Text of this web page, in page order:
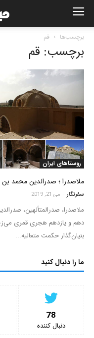
برچسب‌ها قم
برچسب: قم
روستاهای ایران
ملاصدرا ؛ صدرالدین محمد بن
سفرنگار - می 21, 2019
ملاصدرا، صدرالمتألهین،
دهم و یازدهم هجری قمری
بنیان‌گذار حکمت متعالیه...
ما را دنبال کنید
78
دنبال کننده‌